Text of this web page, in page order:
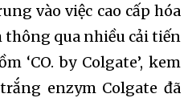
vào việc cao cấp hóa
thông qua nhiều cải tiến
‘CO. by Colgate’, kem
enzym Colgate đã